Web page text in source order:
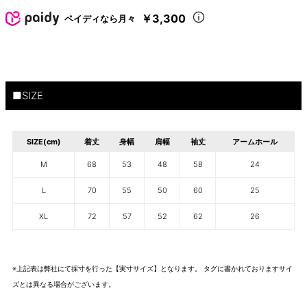
ペイディなら月々 ￥3,300
■SIZE
SIZE(cm) 着丈 身幅 肩幅 袖丈 アームホール
M 68 53 48 58 24
L 70 55 50 60 25
XL 72 57 52 62 26
※上記表は弊社にて採寸を行った【実寸サイズ】となります。 タグに書かれておりますサイ
ズとは異なる場合がございます。